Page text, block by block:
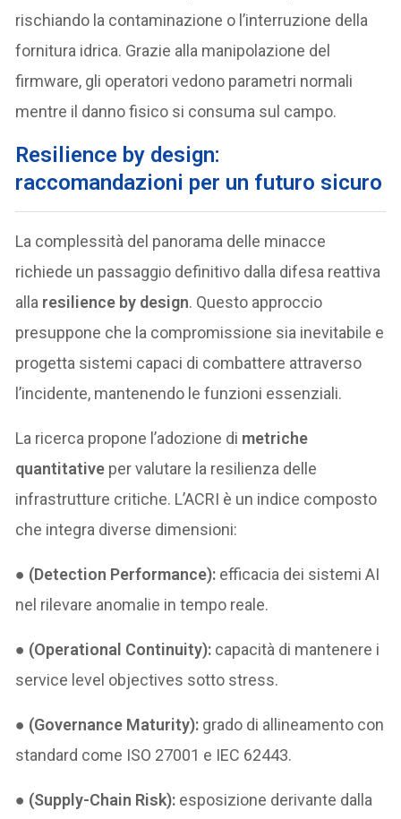
rischiando la contaminazione o l’interruzione della
fornitura idrica. Grazie alla manipolazione del
firmware, gli operatori vedono parametri normali
mentre il danno fisico si consuma sul campo.
Resilience by design:
raccomandazioni per un futuro sicuro
La complessità del panorama delle minacce
richiede un passaggio definitivo dalla difesa reattiva
alla resilience by design. Questo approccio
presuppone che la compromissione sia inevitabile e
progetta sistemi capaci di combattere attraverso
l’incidente, mantenendo le funzioni essenziali.
La ricerca propone l’adozione di metriche
quantitative per valutare la resilienza delle
infrastrutture critiche. L’ACRI è un indice composto
che integra diverse dimensioni:
● (Detection Performance): efficacia dei sistemi AI
nel rilevare anomalie in tempo reale.
● (Operational Continuity): capacità di mantenere i
service level objectives sotto stress.
● (Governance Maturity): grado di allineamento con
standard come ISO 27001 e IEC 62443.
● (Supply-Chain Risk): esposizione derivante dalla